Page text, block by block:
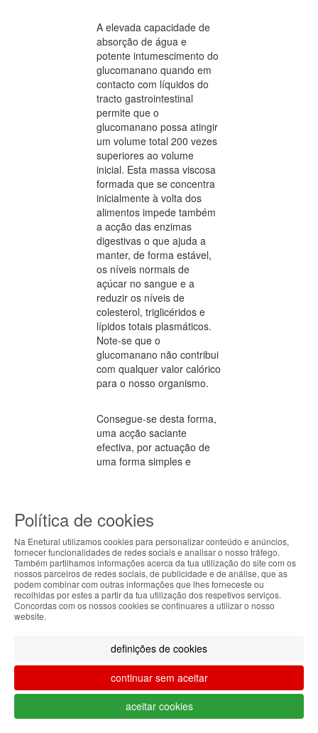
A elevada capacidade de
absorção de água e
potente intumescimento do
glucomanano quando em
contacto com líquidos do
tracto gastrointestinal
permite que o
glucomanano possa atingir
um volume total 200 vezes
superiores ao volume
inicial. Esta massa viscosa
formada que se concentra
inicialmente à volta dos
alimentos impede também
a acção das enzimas
digestivas o que ajuda a
manter, de forma estável,
os níveis normais de
açúcar no sangue e a
reduzir os níveis de
colesterol, triglicéridos e
lípidos totais plasmáticos.
Note-se que o
glucomanano não contribui
com qualquer valor calórico
para o nosso organismo.
Consegue-se desta forma,
uma acção saciante
efectiva, por actuação de
uma forma simples e
acção do glucomanano ao
nível do correcto
balanceamento da flora
intestinal aumentando
assim as nossas defesas a
De uma forma geral
podemos reivindicar que a
toma de suplementos ricos
em glucomanano
contribuem de forma real
ABOUT THE COOKIES
Enetural handles information about your visit using
cookies that improve the performance of the
website, facilitate sharing via social networks and
continuing to browse our site, you accept the use of
these cookies. For more information, see our
Privacy and Cookie Policy. You can configure your
preferences in Cookie settings.
Accepted
Política de cookies
Na Enetural utilizamos cookies para personalizar conteúdo e anúncios,
fornecer funcionalidades de redes sociais e analisar o nosso tráfego.
Também partilhamos informações acerca da tua utilização do site com os
nossos parceiros de redes sociais, de publicidade e de análise, que as
podem combinar com outras informações que lhes forneceste ou
recolhidas por estes a partir da tua utilização dos respetivos serviços.
Concordas com os nossos cookies se continuares a utilizar o nosso
website.
definições de cookies
continuar sem aceitar
aceitar cookies